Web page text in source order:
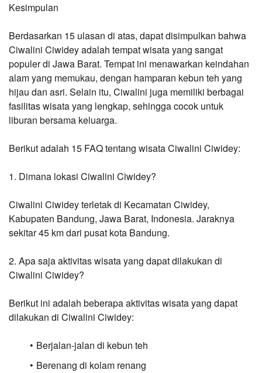
Kesimpulan
Berdasarkan 15 ulasan di atas, dapat disimpulkan bahwa
Ciwalini Ciwidey adalah tempat wisata yang sangat
populer di Jawa Barat. Tempat ini menawarkan keindahan
alam yang memukau, dengan hamparan kebun teh yang
hijau dan asri. Selain itu, Ciwalini juga memiliki berbagai
fasilitas wisata yang lengkap, sehingga cocok untuk
liburan bersama keluarga.
Berikut adalah 15 FAQ tentang wisata Ciwalini Ciwidey:
1. Dimana lokasi Ciwalini Ciwidey?
Ciwalini Ciwidey terletak di Kecamatan Ciwidey,
Kabupaten Bandung, Jawa Barat, Indonesia. Jaraknya
sekitar 45 km dari pusat kota Bandung.
2. Apa saja aktivitas wisata yang dapat dilakukan di
Ciwalini Ciwidey?
Berikut ini adalah beberapa aktivitas wisata yang dapat
dilakukan di Ciwalini Ciwidey:
Berjalan-jalan di kebun teh
Berenang di kolam renang